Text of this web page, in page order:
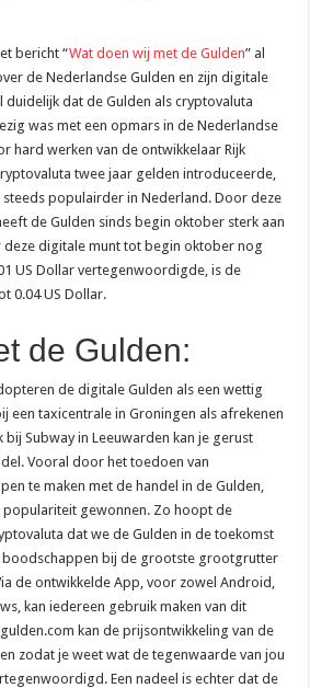
bericht “Wat doen wij met de Gulden” al
de Nederlandse Gulden en zijn digitale
duidelijk dat de Gulden als cryptovaluta
was met een opmars in de Nederlandse
hard werken van de ontwikkelaar Rijk
twee jaar gelden introduceerde,
populairder in Nederland. Door deze
de Gulden sinds begin oktober sterk aan
deze digitale munt tot begin oktober nog
US Dollar vertegenwoordigde, is de
0.04 US Dollar.
de Gulden:
de digitale Gulden als een wettig
een taxicentrale in Groningen als afrekenen
Subway in Leeuwarden kan je gerust
Vooral door het toedoen van
te maken met de handel in de Gulden,
populariteit gewonnen. Zo hoopt de
dat we de Gulden in de toekomst
boodschappen bij de grootste grootgrutter
de ontwikkelde App, voor zowel Android,
kan iedereen gebruik maken van dit
kan de prijsontwikkeling van de
zodat je weet wat de tegenwaarde van jou
Een nadeel is echter dat de